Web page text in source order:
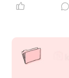
роботодавцем.